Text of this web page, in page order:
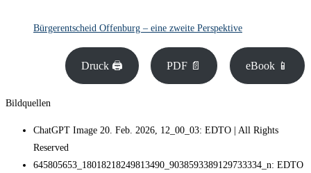
Bürgerentscheid Offenburg – eine zweite Perspektive
Druck 🖨 PDF 📄 eBook 📱
Bildquellen
ChatGPT Image 20. Feb. 2026, 12_00_03: EDTO | All Rights
Reserved
645805653_18018218249813490_9038593389129733334_n: EDTO